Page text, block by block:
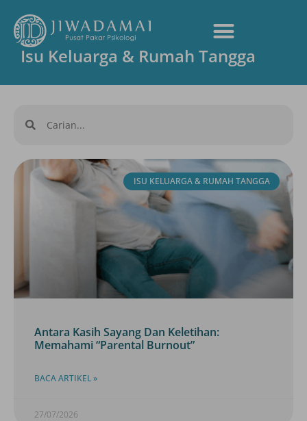
Isu Keluarga & Rumah Tangga
ISU KELUARGA & RUMAH TANGGA
Antara Kasih Sayang Dan Keletihan:
Memahami “Parental Burnout”
BACA ARTIKEL »
27/07/2026